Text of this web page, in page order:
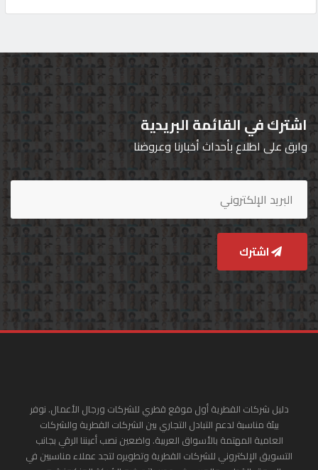
اشترك في القائمة البريدية
وابق على اطلاع بأحداث أخبارنا وعروضنا
اشترك
دليل شركات القطرية أول موقع قطري للشركات ورجال الأعمال. نوفر
بيئة مناسبة لدعم التبادل التجاري بين الشركات القطرية والشركات
العامية المهتمة بالأسواق العربية. واضعين نصب أعيننا الرقي بجانب
التسويق الإلكتروني للشركات القطرية وتطويره لتجد عملاء مناسبين في